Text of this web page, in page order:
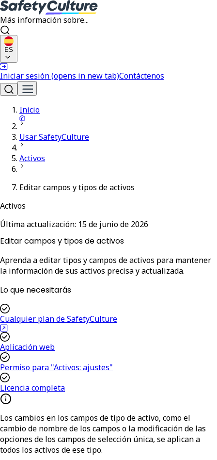
Más información sobre...
ES
Iniciar sesión(opens in new tab)Contáctenos
Inicio
Usar SafetyCulture
Activos
Editar campos y tipos de activos
Activos
Última actualización: 15 de junio de 2026
Editar campos y tipos de activos
Aprenda a editar tipos y campos de activos para mantener
la información de sus activos precisa y actualizada.
Lo que necesitarás
Cualquier plan de SafetyCulture
Aplicación web
Permiso para "Activos: ajustes"
Licencia completa
Los cambios en los campos de tipo de activo, como el
cambio de nombre de los campos o la modificación de las
opciones de los campos de selección única, se aplican a
todos los activos de ese tipo.